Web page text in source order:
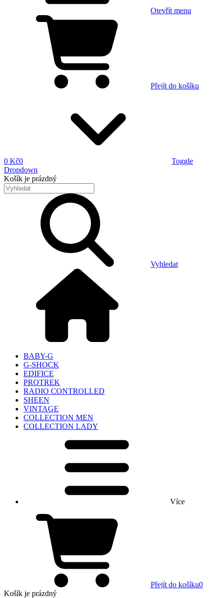
Otevřít menu
Přejít do košíku
0 Kč0
Toggle
Dropdown
Košík je prázdný
Vyhledat
BABY-G
G-SHOCK
EDIFICE
PROTREK
RADIO CONTROLLED
SHEEN
VINTAGE
COLLECTION MEN
COLLECTION LADY
Více
Přejít do košíku0
Košík je prázdný